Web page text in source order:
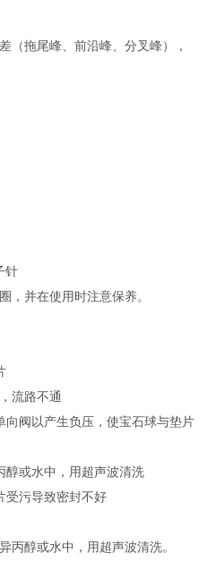
拖尾峰、前沿峰、分叉峰），
针
并在使用时注意保养。
流路不通
阀以产生负压，使宝石球与垫片
或水中，用超声波清洗
污导致密封不好
醇或水中，用超声波清洗。